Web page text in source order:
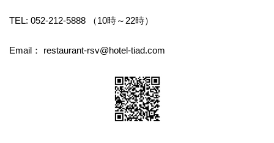
TEL: 052-212-5888 （10時～22時）
Email： restaurant-rsv@hotel-tiad.com